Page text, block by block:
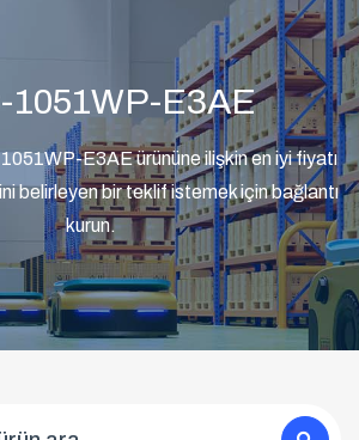
1051WP-E3AE
E3AE ürününe ilişkin en iyi fiyatı
belirleyen bir teklif istemek için bağlantı
kurun.